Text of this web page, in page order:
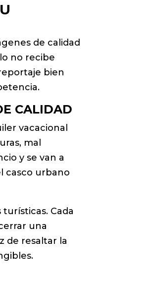
de calidad
no recibe
bien
CALIDAD
vacacional
mal
y se van a
casco urbano
Cada
una
de resaltar la